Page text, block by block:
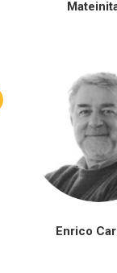
Enrico